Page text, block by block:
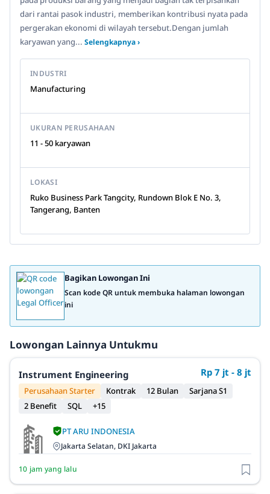
dari rantai pasok industri, memberikan kontribusi nyata pada
pergerakan ekonomi di wilayah tersebut.Dengan jumlah
karyawan yang... Selengkapnya ›
INDUSTRI
Manufacturing
UKURAN PERUSAHAAN
11 - 50 karyawan
LOKASI
Ruko Business Park Tangcity, Rundown Blok E No. 3,
Tangerang, Banten
Bagikan Lowongan Ini
Scan kode QR untuk membuka halaman lowongan
ini
Lowongan Lainnya Untukmu
Instrument Engineering Rp 7 jt - 8 jt
Perusahaan Starter Kontrak 12 Bulan
Sarjana S1
2 Benefit
SQL +15
PT ARU INDONESIA
Jakarta Selatan, DKI Jakarta
10 jam yang lalu